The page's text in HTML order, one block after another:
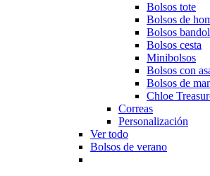
Bolsos tote
Bolsos de
Bolsos
Bolsos cesta
Minibolsos
Bolsos con
Bolsos de
Chloe
Correas
Personalización
Ver todo
Bolsos de verano